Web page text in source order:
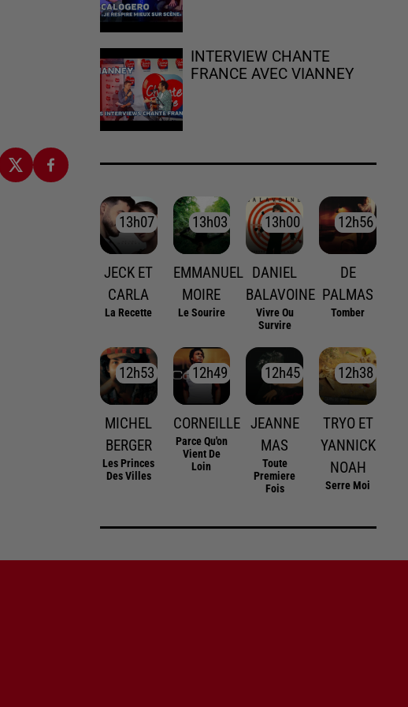
INTERVIEW CHANTE
FRANCE AVEC VIANNEY
13h07
13h07
JECK ET
CARLA
La Recette
13h03
13h03
EMMANUEL
MOIRE
Le Sourire
13h00
13h00
DANIEL
BALAVOINE
Vivre Ou
Survire
12h56
12h56
DE
PALMAS
Tomber
12h53
12h53
MICHEL
BERGER
Les Princes
Des Villes
12h49
12h49
CORNEILLE
Parce Qu'on
Vient De
Loin
12h45
12h45
JEANNE
MAS
Toute
Premiere
Fois
12h38
12h38
TRYO ET
YANNICK
NOAH
Serre Moi